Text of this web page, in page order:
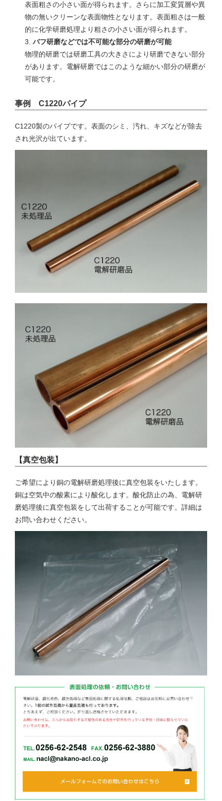
表面粗さの小さい面が得られます。さらに加工変質層や異
物の無いクリーンな表面物性となります。表面粗さは一般
的に化学研磨処理より粗さの小さい面が得られます。
バフ研磨などでは不可能な部分の研磨が可能
物理的研磨では研磨工具の大きさにより研磨できない部分
があります。電解研磨ではこのような細かい部分の研磨が
可能です。
事例 C1220パイプ
C1220製のパイプです。表面のシミ、汚れ、キズなどが除去
され光沢が出ています。
【真空包装】
ご希望により銅の電解研磨処理後に真空包装をいたします。
銅は空気中の酸素により酸化します。酸化防止の為、電解研
磨処理後に真空包装をして出荷することが可能です。詳細は
お問い合わせください。